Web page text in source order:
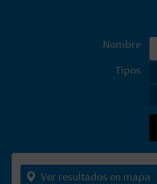
Nombre
Tipos
Ver resultados en mapa